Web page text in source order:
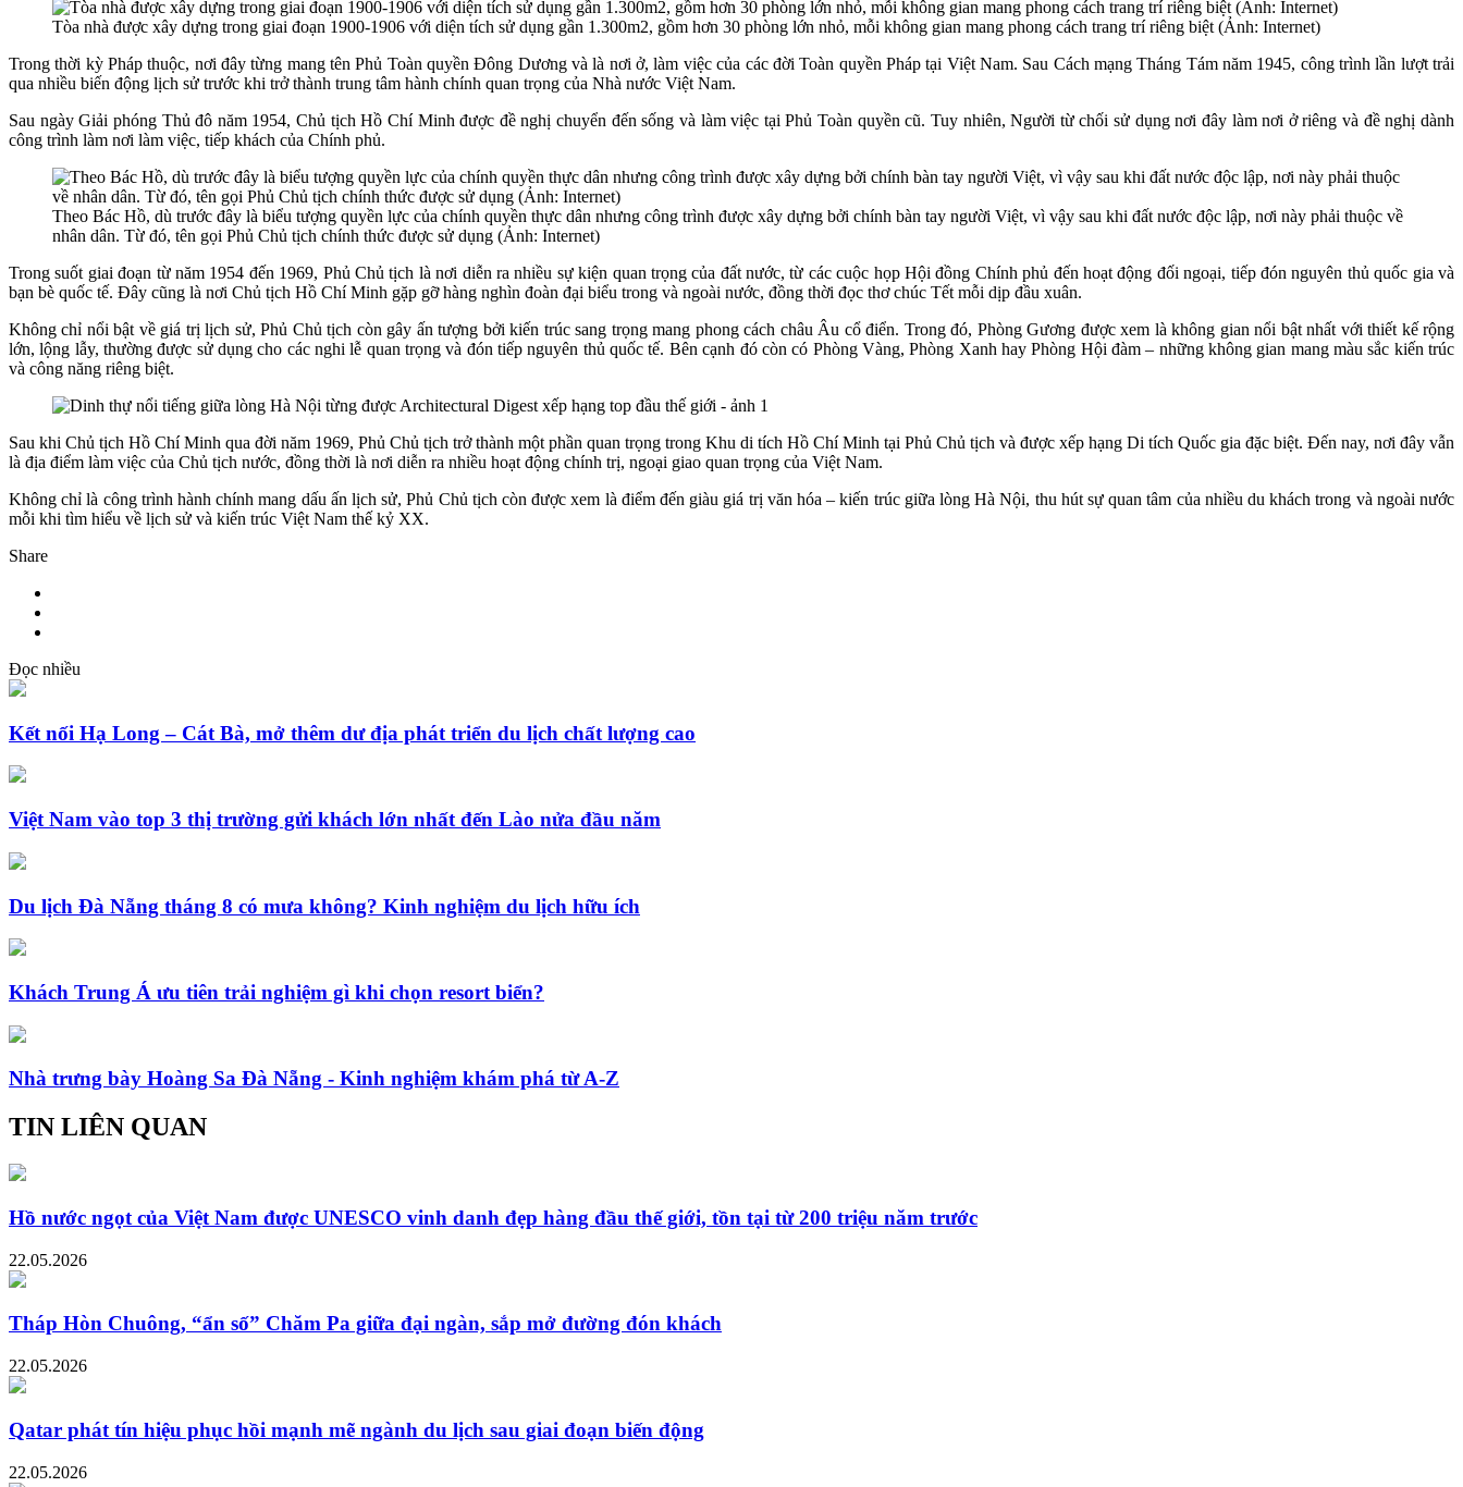
Tòa nhà được xây dựng trong giai đoạn 1900-1906 với diện tích sử dụng gần 1.300m2, gồm hơn 30 phòng lớn nhỏ, mỗi không gian mang phong cách trang trí riêng biệt (Ảnh: Internet)
Trong thời kỳ Pháp thuộc, nơi đây từng mang tên Phủ Toàn quyền Đông Dương và là nơi ở, làm việc của các đời Toàn quyền Pháp tại Việt Nam. Sau Cách mạng Tháng Tám năm 1945, công trình lần lượt trải
qua nhiều biến động lịch sử trước khi trở thành trung tâm hành chính quan trọng của Nhà nước Việt Nam.
Sau ngày Giải phóng Thủ đô năm 1954, Chủ tịch Hồ Chí Minh được đề nghị chuyển đến sống và làm việc tại Phủ Toàn quyền cũ. Tuy nhiên, Người từ chối sử dụng nơi đây làm nơi ở riêng và đề nghị dành
công trình làm nơi làm việc, tiếp khách của Chính phủ.
Theo Bác Hồ, dù trước đây là biểu tượng quyền lực của chính quyền thực dân nhưng công trình được xây dựng bởi chính bàn tay người Việt, vì vậy sau khi đất nước độc lập, nơi này phải thuộc về
nhân dân. Từ đó, tên gọi Phủ Chủ tịch chính thức được sử dụng (Ảnh: Internet)
Trong suốt giai đoạn từ năm 1954 đến 1969, Phủ Chủ tịch là nơi diễn ra nhiều sự kiện quan trọng của đất nước, từ các cuộc họp Hội đồng Chính phủ đến hoạt động đối ngoại, tiếp đón nguyên thủ quốc gia và
bạn bè quốc tế. Đây cũng là nơi Chủ tịch Hồ Chí Minh gặp gỡ hàng nghìn đoàn đại biểu trong và ngoài nước, đồng thời đọc thơ chúc Tết mỗi dịp đầu xuân.
Không chỉ nổi bật về giá trị lịch sử, Phủ Chủ tịch còn gây ấn tượng bởi kiến trúc sang trọng mang phong cách châu Âu cổ điển. Trong đó, Phòng Gương được xem là không gian nổi bật nhất với thiết kế rộng
lớn, lộng lẫy, thường được sử dụng cho các nghi lễ quan trọng và đón tiếp nguyên thủ quốc tế. Bên cạnh đó còn có Phòng Vàng, Phòng Xanh hay Phòng Hội đàm – những không gian mang màu sắc kiến trúc
và công năng riêng biệt.
Sau khi Chủ tịch Hồ Chí Minh qua đời năm 1969, Phủ Chủ tịch trở thành một phần quan trọng trong Khu di tích Hồ Chí Minh tại Phủ Chủ tịch và được xếp hạng Di tích Quốc gia đặc biệt. Đến nay, nơi đây vẫn
là địa điểm làm việc của Chủ tịch nước, đồng thời là nơi diễn ra nhiều hoạt động chính trị, ngoại giao quan trọng của Việt Nam.
Không chỉ là công trình hành chính mang dấu ấn lịch sử, Phủ Chủ tịch còn được xem là điểm đến giàu giá trị văn hóa – kiến trúc giữa lòng Hà Nội, thu hút sự quan tâm của nhiều du khách trong và ngoài nước
mỗi khi tìm hiểu về lịch sử và kiến trúc Việt Nam thế kỷ XX.
Share
Đọc nhiều
Kết nối Hạ Long – Cát Bà, mở thêm dư địa phát triển du lịch chất lượng cao
Việt Nam vào top 3 thị trường gửi khách lớn nhất đến Lào nửa đầu năm
Du lịch Đà Nẵng tháng 8 có mưa không? Kinh nghiệm du lịch hữu ích
Khách Trung Á ưu tiên trải nghiệm gì khi chọn resort biển?
Nhà trưng bày Hoàng Sa Đà Nẵng - Kinh nghiệm khám phá từ A-Z
TIN LIÊN QUAN
Hồ nước ngọt của Việt Nam được UNESCO vinh danh đẹp hàng đầu thế giới, tồn tại từ 200 triệu năm trước
22.05.2026
Tháp Hòn Chuông, “ẩn số” Chăm Pa giữa đại ngàn, sắp mở đường đón khách
22.05.2026
Qatar phát tín hiệu phục hồi mạnh mẽ ngành du lịch sau giai đoạn biến động
22.05.2026